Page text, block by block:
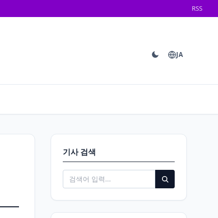
RSS
JA
기사 검색